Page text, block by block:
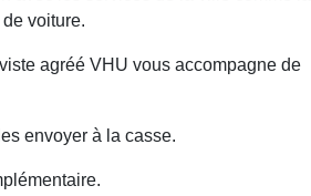
voiture.
agréé VHU vous accompagne de
envoyer à la casse.